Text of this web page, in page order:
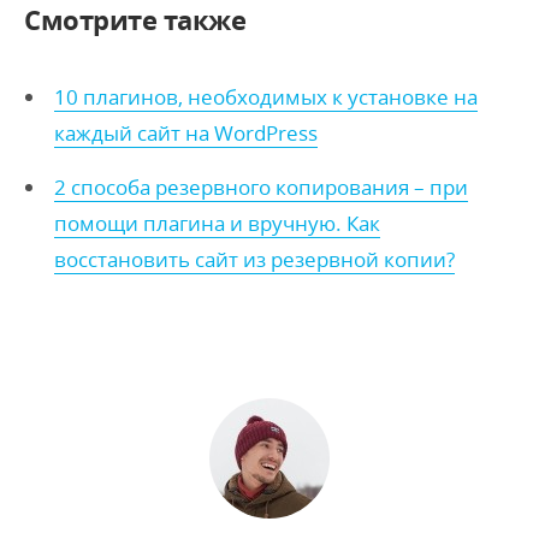
Смотрите также
10 плагинов, необходимых к установке на
каждый сайт на WordPress
2 способа резервного копирования – при
помощи плагина и вручную. Как
восстановить сайт из резервной копии?